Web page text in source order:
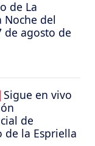
de La
Noche del
de agosto de
Sigue en vivo
de
de la Espriella